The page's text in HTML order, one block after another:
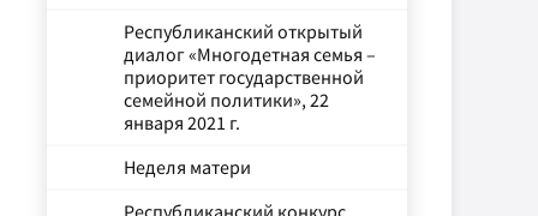
Республиканский открытый
диалог «Многодетная семья –
приоритет государственной
семейной политики», 22
января 2021 г.
Неделя матери
Республиканский конкурс